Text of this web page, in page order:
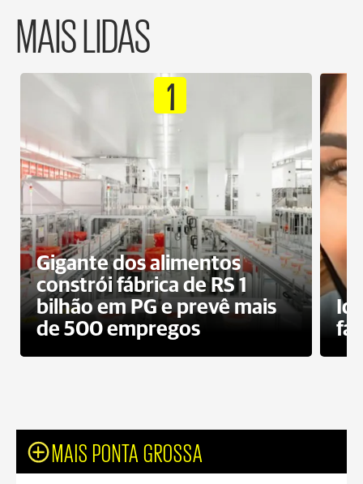
MAIS LIDAS
1
Gigante dos alimentos
constrói fábrica de RS 1
bilhão em PG e prevê mais
de 500 empregos
MAIS PONTA GROSSA